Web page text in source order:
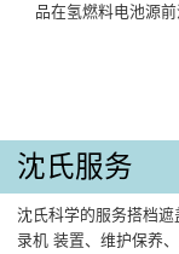
品在氢燃料电池源
沈氏服务
沈氏科学的服务搭档
录机 装置、维护保养